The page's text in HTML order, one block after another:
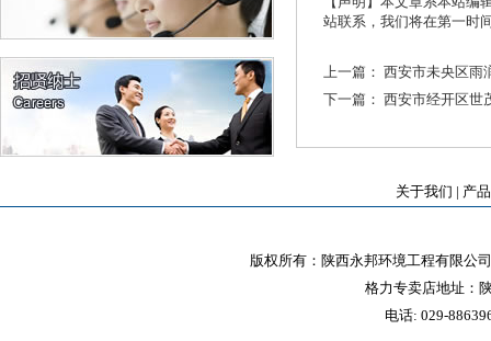
站联系，我们将在第一时
上一篇： 西安市未央区雨
下一篇： 西安市经开区世
关于我们 | 产
版权所有：陕西永邦环境工程有限公
格力专卖店地址：
电话: 029-